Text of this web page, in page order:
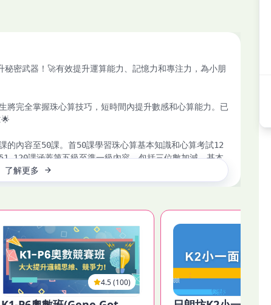
密武器！🚀有效提升運算能力、記憶力和專注力，為小朋
將完全掌握珠心算技巧，短時間內提升數感和心算能力。已
的內容至50課。首50課學習珠心算基本知識和心算考試12
120課涵蓋第五級至準一級內容，包括三位數加減、基本
算練習、聽算練習、心算練習等。培養孩子的專注力，讓
和例子，歡迎參考以下 "課程特色"。🎯📝
競爭力！ ⭐
了解更多
4.5 (100)